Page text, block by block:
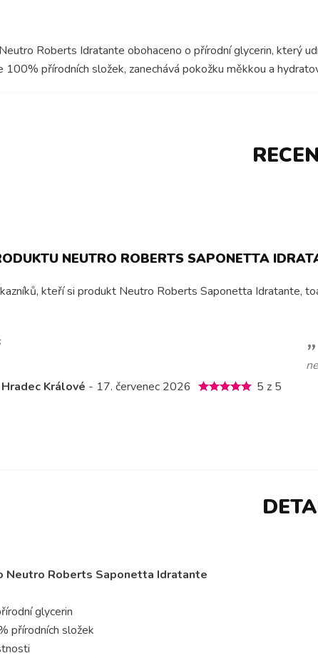
Roberts Idratante obohaceno o přírodní glycerin, který
100% přírodních složek, zanechává pokožku měkkou a
NEUTRO ROBERTS SAPONETTA
kteří si produkt Neutro Roberts Saponetta Idratante,
5 z 5
Králové - 17. červenec 2026
Neutro Roberts Saponetta Idratante
glycerin
přírodních složek